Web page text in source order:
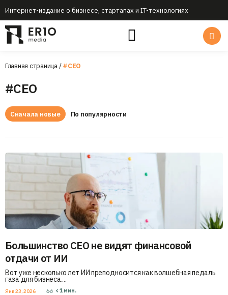
Интернет-издание о бизнесе, стартапах и IT-технологиях
Главная страница/#CEO
#CEO
Сначала новые По популярности
Большинство CEO не видят финансовой
отдачи от ИИ
Вот уже несколько лет ИИ преподносится как волшебная педаль
газа для бизнеса....
Янв 23, 2026 < 1 мин.